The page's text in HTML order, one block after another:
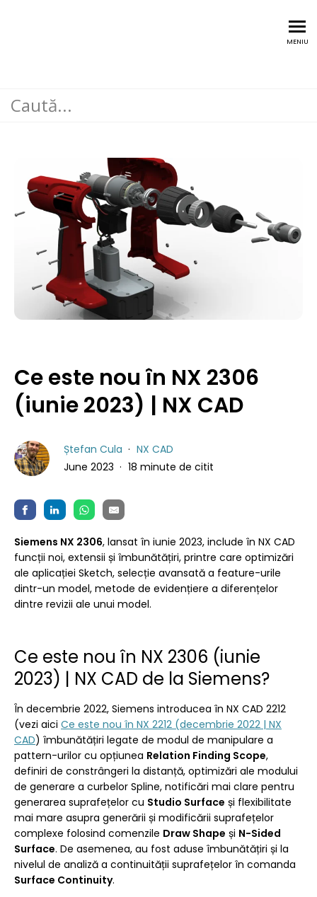
MENIU
Ce este nou în NX 2306
(iunie 2023) | NX CAD
Ștefan Cula
NX CAD
June 2023
18 minute de citit
Siemens NX 2306, lansat în iunie 2023, include în NX CAD
funcții noi, extensii și îmbunătățiri, printre care optimizări
ale aplicației Sketch, selecție avansată a feature-urile
dintr-un model, metode de evidențiere a diferențelor
dintre revizii ale unui model.
Ce este nou în NX 2306 (iunie
2023) | NX CAD de la Siemens?
În decembrie 2022, Siemens introducea în NX CAD 2212
(vezi aici Ce este nou în NX 2212 (decembrie 2022 | NX
CAD) îmbunătățiri legate de modul de manipulare a
pattern-urilor cu opțiunea Relation Finding Scope,
definiri de constrângeri la distanță, optimizări ale modului
de generare a curbelor Spline, notificări mai clare pentru
generarea suprafețelor cu Studio Surface și flexibilitate
mai mare asupra generării și modificării suprafețelor
complexe folosind comenzile Draw Shape și N-Sided
Surface. De asemenea, au fost aduse îmbunătățiri și la
nivelul de analiză a continuității suprafețelor în comanda
Surface Continuity.